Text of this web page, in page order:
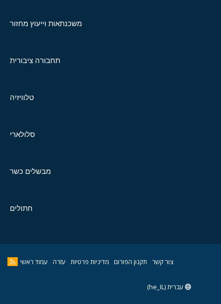
משכנתאות וייעוץ מחזור
תחבורה ציבורית
טלוויזיה
סלולארי
מבשלים כשר
חתולים
צור קשר תקנון הפורום מדיניות פרטיות עזרה עמוד ראשי
עברית (he_IL)